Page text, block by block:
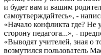
и будет вам и вашим
самоутверждайтесь», -
«Начало конфликта где? Не
сторону педагога...», -
«Выводят учителей, зная о
возмутился пользователь